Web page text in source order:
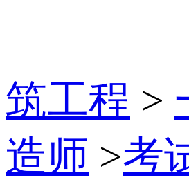
筑工程 >
造师 >考